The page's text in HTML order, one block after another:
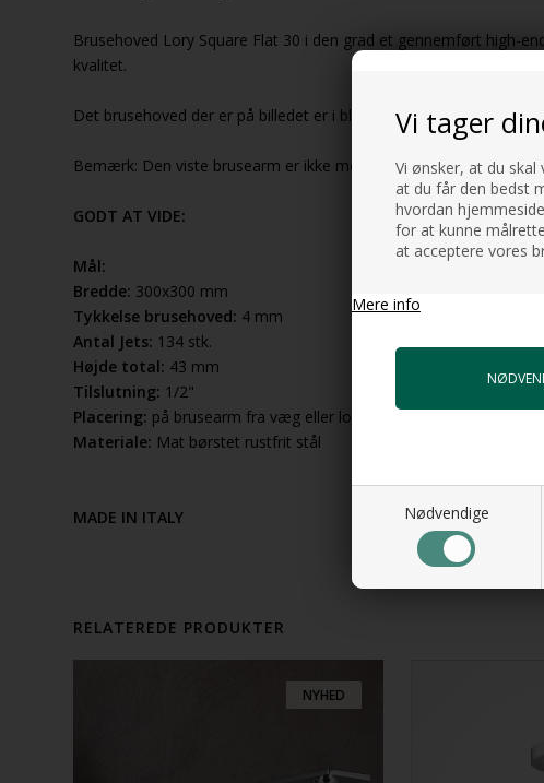
Vi tager
Vi ønsker, at du
at du får den bedst
hvordan
for at kunne
at acceptere vores
Mere info
Nødvendige
Brusehoved Lory Square Flat 30 i den grad et gennemført high-
kvalitet.
Det brusehoved der er på billedet er i blank poleret, men den du
Bemærk: Den viste brusearm er ikke med i prisen, men tilkøbes
GODT AT VIDE:
Mål:
Bredde: 300x300 mm
Tykkelse brusehoved: 4 mm
Antal Jets: 134 stk.
Højde total: 43 mm
Tilslutning: 1/2"
Placering: på brusearm fra væg eller loft
Materiale: Mat børstet rustfrit stål
MADE IN ITALY
RELATEREDE PRODUKTER
NYHED